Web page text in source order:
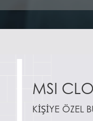
MSI
KIŞIYE ÖZEL